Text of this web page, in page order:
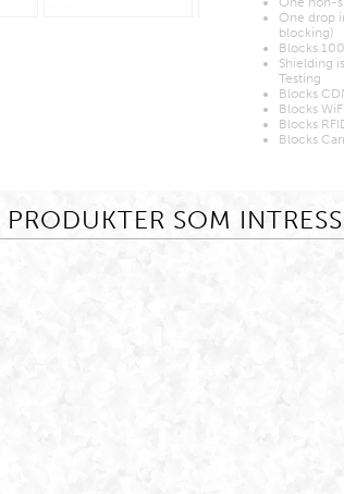
One drop
blocking)
Blocks
Shielding
Testing
Blocks
Blocks
Blocks
Blocks
PRODUKTER SOM